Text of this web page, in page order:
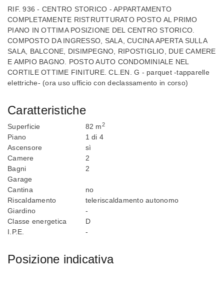
RIF. 936 - CENTRO STORICO - APPARTAMENTO
COMPLETAMENTE RISTRUTTURATO POSTO AL PRIMO
PIANO IN OTTIMA POSIZIONE DEL CENTRO STORICO.
COMPOSTO DA INGRESSO, SALA, CUCINA APERTA SULLA
SALA, BALCONE, DISIMPEGNO, RIPOSTIGLIO, DUE CAMERE
E AMPIO BAGNO. POSTO AUTO CONDOMINIALE NEL
CORTILE OTTIME FINITURE. CL.EN. G - parquet -tapparelle
elettriche- (ora uso ufficio con declassamento in corso)
Caratteristiche
Superficie 82 m2
Piano
1 di 4
Ascensore
sì
Camere
2
Bagni
2
Garage
Cantina
no
Riscaldamento
teleriscaldamento autonomo
Giardino
-
Classe energetica
D
I.P.E.
-
Posizione indicativa